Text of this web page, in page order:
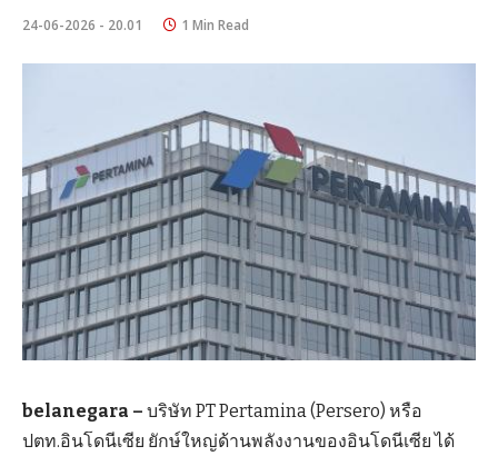
24-06-2026 - 20.01 1 Min Read
belanegara – บริษัท PT Pertamina (Persero) หรือ
ปตท.อินโดนีเซีย ยักษ์ใหญ่ด้านพลังงานของอินโดนีเซีย ได้